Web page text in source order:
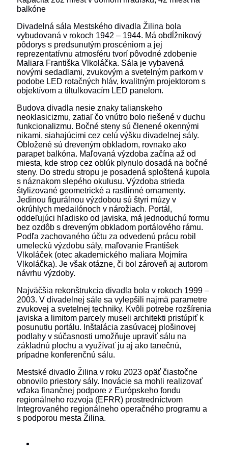
balkóne
Divadelná sála Mestského divadla Žilina bola
vybudovaná v rokoch 1942 – 1944. Má obdĺžnikový
pôdorys s predsunutým proscéniom a jej
reprezentatívnu atmosféru tvorí pôvodné zdobenie
Maliara Františka Vlkoláčka. Sála je vybavená
novými sedadlami, zvukovým a svetelným parkom v
podobe LED rotačných hláv, kvalitným projektorom s
objektívom a tiltulkovacím LED panelom.
Budova divadla nesie znaky talianskeho
neoklasicizmu, zatiaľ čo vnútro bolo riešené v duchu
funkcionalizmu. Bočné steny sú členené okennými
nikami, siahajúcimi cez celú výšku divadelnej sály.
Obložené sú dreveným obkladom, rovnako ako
parapet balkóna. Maľovaná výzdoba začína až od
miesta, kde strop cez oblúk plynulo dosadá na bočné
steny. Do stredu stropu je posadená sploštená kupola
s náznakom slepého okulusu. Výzdoba strieda
štylizované geometrické a rastlinné ornamenty.
Jedinou figurálnou výzdobou sú štyri múzy v
okrúhlych medailónoch v nárožiach. Portál,
oddeľujúci hľadisko od javiska, má jednoduchú formu
bez ozdôb s dreveným obkladom portálového rámu.
Podľa zachovaného účtu za odvedenú prácu robil
umeleckú výzdobu sály, maľovanie František
Vlkoláček (otec akademického maliara Mojmíra
Vlkoláčka). Je však otázne, či bol zároveň aj autorom
návrhu výzdoby.
Najväčšia rekonštrukcia divadla bola v rokoch 1999 –
2003. V divadelnej sále sa vylepšili najmä parametre
zvukovej a svetelnej techniky. Kvôli potrebe rozšírenia
javiska a limitom parcely museli architekti pristúpiť k
posunutiu portálu. Inštalácia zasúvacej plošinovej
podlahy v súčasnosti umožňuje upraviť sálu na
základnú plochu a využívať ju aj ako tanečnú,
prípadne konferenčnú sálu.
Mestské divadlo Žilina v roku 2023 opäť čiastočne
obnovilo priestory sály. Inovácie sa mohli realizovať
vďaka finančnej podpore z Európskeho fondu
regionálneho rozvoja (EFRR) prostredníctvom
Integrovaného regionálneho operačného programu a
s podporou mesta Žilina.